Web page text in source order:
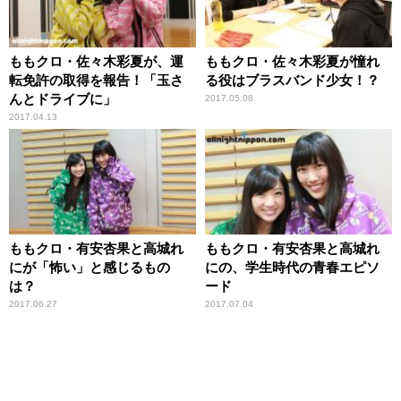
ももクロ・佐々木彩夏が、運
転免許の取得を報告！「玉さ
んとドライブに」
2017.04.13
ももクロ・佐々木彩夏が憧れ
る役はブラスバンド少女！？
2017.05.08
ももクロ・有安杏果と高城れ
にが「怖い」と感じるもの
は？
2017.06.27
ももクロ・有安杏果と高城れ
にの、学生時代の青春エピソ
ード
2017.07.04